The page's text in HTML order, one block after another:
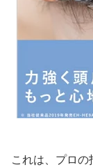
これは、プロ